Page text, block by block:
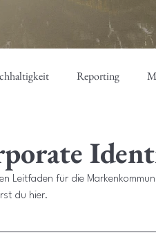
Reporting
Leitfaden für die
du hier.